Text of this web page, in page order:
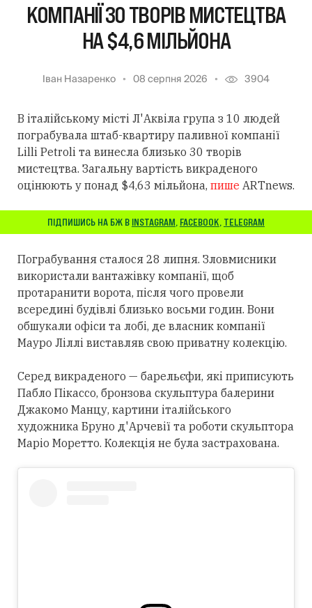
КОМПАНІЇ 30 ТВОРІВ МИСТЕЦТВА
НА $4,6 МІЛЬЙОНА
Іван Назаренко 08 серпня 2026 3904
В італійському місті Л'Аквіла група з 10 людей
пограбувала штаб-квартиру паливної компанії
Lilli Petroli та винесла близько 30 творів
мистецтва. Загальну вартість викраденого
оцінюють у понад $4,63 мільйона, пише ARTnews.
ПІДПИШИСЬ НА БЖ В INSTAGRAM, FACEBOOK, TELEGRAM
Пограбування сталося 28 липня. Зловмисники
використали вантажівку компанії, щоб
протаранити ворота, після чого провели
всередині будівлі близько восьми годин. Вони
обшукали офіси та лобі, де власник компанії
Мауро Ліллі виставляв свою приватну колекцію.
Серед викраденого — барельєфи, які приписують
Пабло Пікассо, бронзова скульптура балерини
Джакомо Манцу, картини італійського
художника Бруно д'Арчевії та роботи скульптора
Маріо Моретто. Колекція не була застрахована.